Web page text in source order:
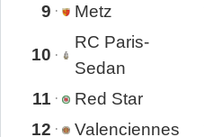
9
Metz
10
RC Paris-
Sedan
11 Red Star
12
Valenciennes